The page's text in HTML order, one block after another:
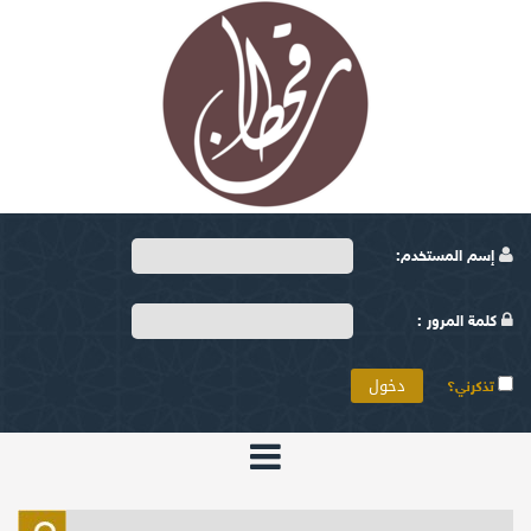
إسم المستخدم:
كلمة المرور :
تذكرني؟